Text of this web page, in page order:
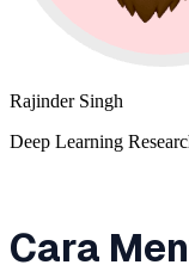
Rajinder Singh
Deep Learning
Cara